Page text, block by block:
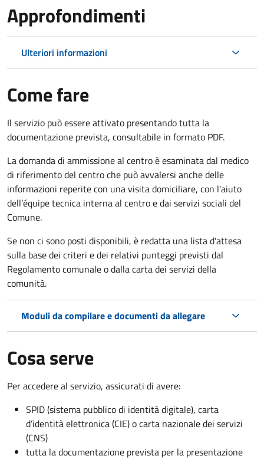
Approfondimenti
Ulteriori informazioni
Come fare
Il servizio può essere attivato presentando tutta la
documentazione prevista, consultabile in formato PDF.
La domanda di ammissione al centro è esaminata dal medico
di riferimento del centro che può avvalersi anche delle
informazioni reperite con una visita domiciliare, con l'aiuto
dell’équipe tecnica interna al centro e dai servizi sociali del
Comune.
Se non ci sono posti disponibili, è redatta una lista d'attesa
sulla base dei criteri e dei relativi punteggi previsti dal
Regolamento comunale o dalla carta dei servizi della
comunità.
Moduli da compilare e documenti da allegare
Cosa serve
Per accedere al servizio, assicurati di avere:
SPID (sistema pubblico di identità digitale), carta
d’identità elettronica (CIE) o carta nazionale dei servizi
(CNS)
tutta la documentazione prevista per la presentazione